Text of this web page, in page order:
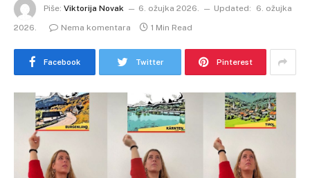
Piše: Viktorija Novak 6. ožujka 2026. Updated:
6. ožujka
2026.
Nema komentara 1 Min Read
Facebook Twitter Pinterest